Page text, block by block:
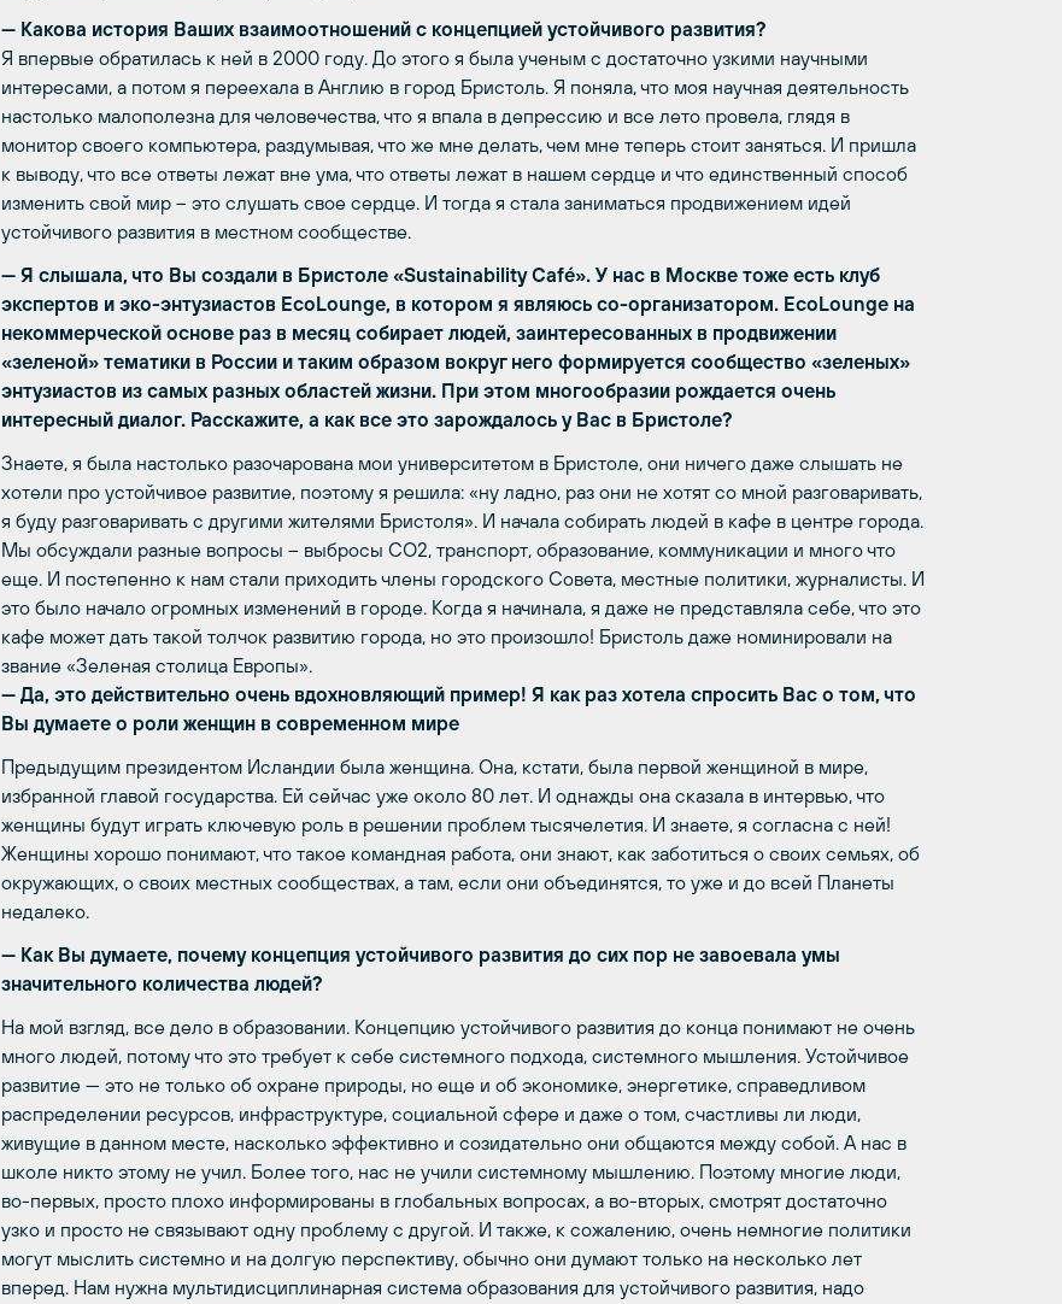
— Какова история Ваших взаимоотношений с концепцией устойчивого развития?
Я впервые обратилась к ней в 2000 году. До этого я была ученым с достаточно узкими научными
интересами, а потом я переехала в Англию в город Бристоль. Я поняла, что моя научная деятельность
настолько малополезна для человечества, что я впала в депрессию и все лето провела, глядя в
монитор своего компьютера, раздумывая, что же мне делать, чем мне теперь стоит заняться. И пришла
к выводу, что все ответы лежат вне ума, что ответы лежат в нашем сердце и что единственный способ
изменить свой мир – это слушать свое сердце. И тогда я стала заниматься продвижением идей
устойчивого развития в местном сообществе.
— Я слышала, что Вы создали в Бристоле «Sustainability Café». У нас в Москве тоже есть клуб
экспертов и эко-энтузиастов EcoLounge, в котором я являюсь со-организатором. EcoLounge на
некоммерческой основе раз в месяц собирает людей, заинтересованных в продвижении
«зеленой» тематики в России и таким образом вокруг него формируется сообщество «зеленых»
энтузиастов из самых разных областей жизни. При этом многообразии рождается очень
интересный диалог. Расскажите, а как все это зарождалось у Вас в Бристоле?
Знаете, я была настолько разочарована мои университетом в Бристоле, они ничего даже слышать не
хотели про устойчивое развитие, поэтому я решила: «ну ладно, раз они не хотят со мной разговаривать,
я буду разговаривать с другими жителями Бристоля». И начала собирать людей в кафе в центре города.
Мы обсуждали разные вопросы – выбросы CO2, транспорт, образование, коммуникации и много что
еще. И постепенно к нам стали приходить члены городского Совета, местные политики, журналисты. И
это было начало огромных изменений в городе. Когда я начинала, я даже не представляла себе, что это
кафе может дать такой толчок развитию города, но это произошло! Бристоль даже номинировали на
звание «Зеленая столица Европы».
— Да, это действительно очень вдохновляющий пример! Я как раз хотела спросить Вас о том, что
Вы думаете о роли женщин в современном мире
Предыдущим президентом Исландии была женщина. Она, кстати, была первой женщиной в мире,
избранной главой государства. Ей сейчас уже около 80 лет. И однажды она сказала в интервью, что
женщины будут играть ключевую роль в решении проблем тысячелетия. И знаете, я согласна с ней!
Женщины хорошо понимают, что такое командная работа, они знают, как заботиться о своих семьях, об
окружающих, о своих местных сообществах, а там, если они объединятся, то уже и до всей Планеты
недалеко.
— Как Вы думаете, почему концепция устойчивого развития до сих пор не завоевала умы
значительного количества людей?
На мой взгляд, все дело в образовании. Концепцию устойчивого развития до конца понимают не очень
много людей, потому что это требует к себе системного подхода, системного мышления. Устойчивое
развитие — это не только об охране природы, но еще и об экономике, энергетике, справедливом
распределении ресурсов, инфраструктуре, социальной сфере и даже о том, счастливы ли люди,
живущие в данном месте, насколько эффективно и созидательно они общаются между собой. А нас в
школе никто этому не учил. Более того, нас не учили системному мышлению. Поэтому многие люди,
во-первых, просто плохо информированы в глобальных вопросах, а во-вторых, смотрят достаточно
узко и просто не связывают одну проблему с другой. И также, к сожалению, очень немногие политики
могут мыслить системно и на долгую перспективу, обычно они думают только на несколько лет
вперед. Нам нужна мультидисциплинарная система образования для устойчивого развития, надо